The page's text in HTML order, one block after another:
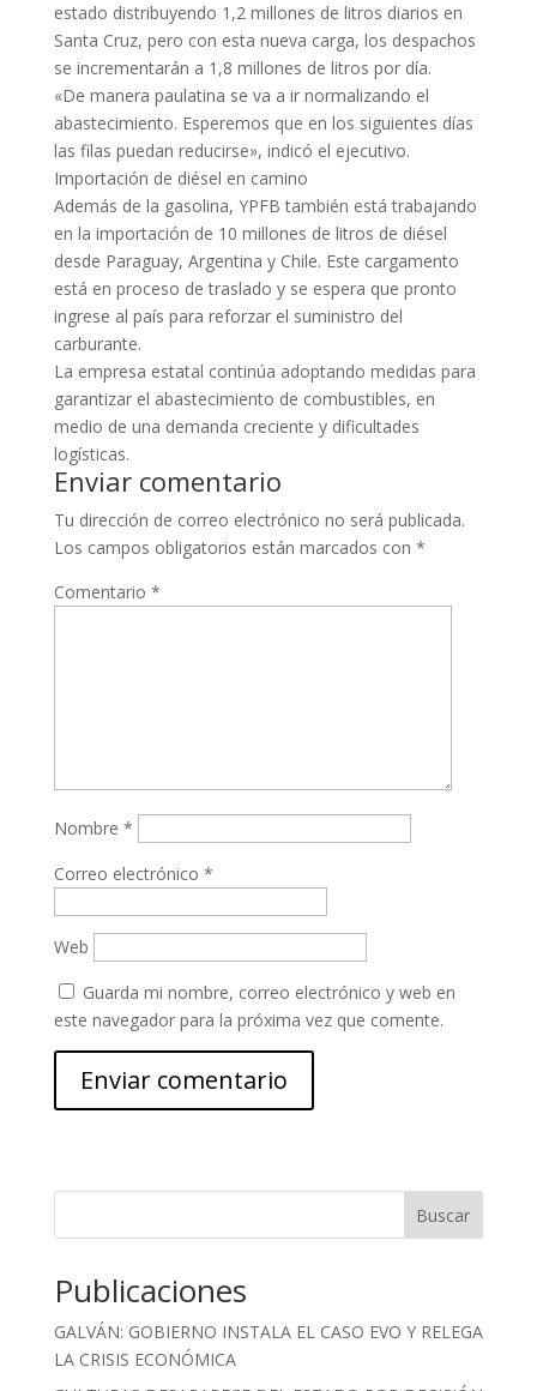
estado distribuyendo 1,2 millones de litros diarios en
Santa Cruz, pero con esta nueva carga, los despachos
se incrementarán a 1,8 millones de litros por día.
«De manera paulatina se va a ir normalizando el
abastecimiento. Esperemos que en los siguientes días
las filas puedan reducirse», indicó el ejecutivo.
Importación de diésel en camino
Además de la gasolina, YPFB también está trabajando
en la importación de 10 millones de litros de diésel
desde Paraguay, Argentina y Chile. Este cargamento
está en proceso de traslado y se espera que pronto
ingrese al país para reforzar el suministro del
carburante.
La empresa estatal continúa adoptando medidas para
garantizar el abastecimiento de combustibles, en
medio de una demanda creciente y dificultades
logísticas.
Enviar comentario
Tu dirección de correo electrónico no será publicada.
Los campos obligatorios están marcados con *
Comentario *
Nombre *
Correo electrónico *
Web
Guarda mi nombre, correo electrónico y web en
este navegador para la próxima vez que comente.
Buscar
Publicaciones
GALVÁN: GOBIERNO INSTALA EL CASO EVO Y RELEGA
LA CRISIS ECONÓMICA